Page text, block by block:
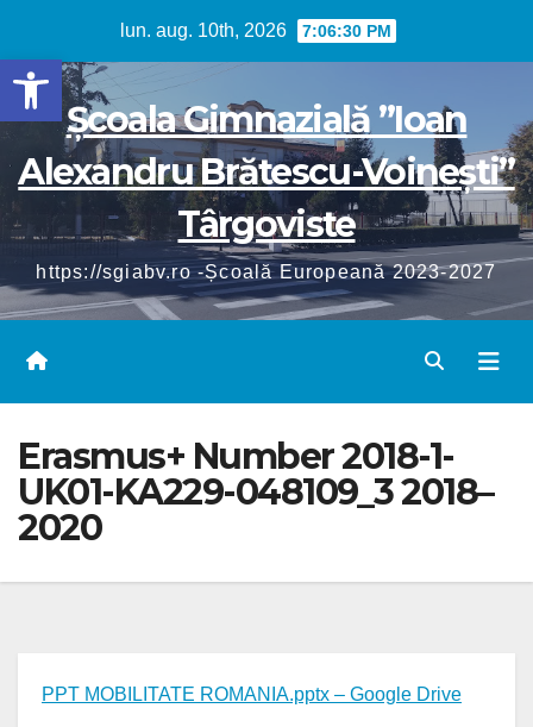
Deschide bara de unelte
content
lun. aug. 10th, 2026 7:06:31 PM
Școala Gimnazială ”Ioan
Alexandru Brătescu-Voinești”
Târgoviste
https://sgiabv.ro -Școală Europeană 2023-2027
Erasmus+ Number 2018-1-
UK01-KA229-048109_3 2018–
2020
PPT MOBILITATE ROMANIA.pptx – Google Drive